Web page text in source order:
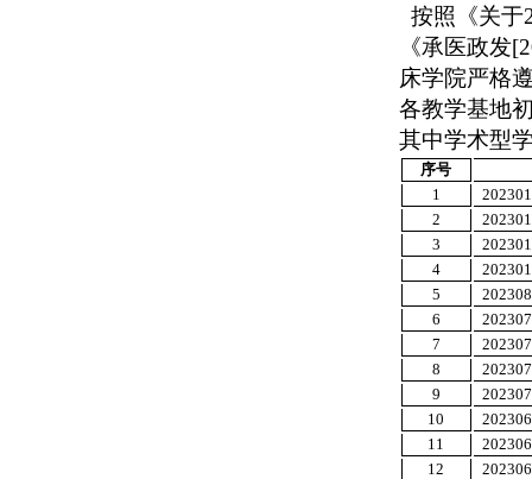
按照《关于
《承医政发
床学院严格
各教学基地
其中学术型
序号
1
2
3
4
5
6
7
8
9
10
11
12